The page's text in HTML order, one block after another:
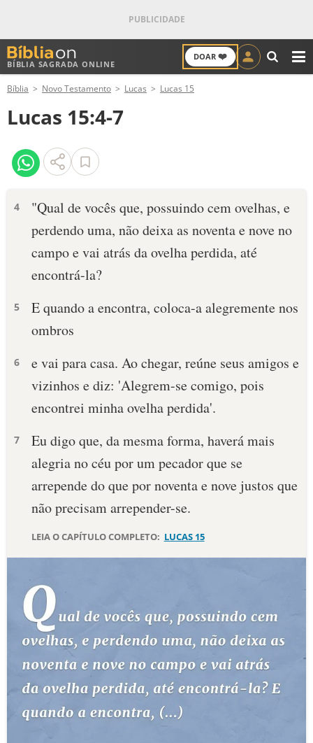
BÍBLIA SAGRADA ONLINE
DOAR ❤️
ANTIGO TESTAMENTO
NOVO TESTAMENTO
VERSÍCULOS
PALAVRA DO DIA
SALMO DO DIA
DEVOCIONAL DIÁRIO
10 MANDAMENTOS
ESTUDOS BÍBLICOS
ESBOÇOS DE PREGAÇÃO
TEMAS
PERGUNTE À BÍBLIA IA
TERMO BÍBLICO
LOJA BÍBLIAON
Bíblia Novo Testamento Lucas Lucas 15
Lucas 15:4-7
4
"Qual de vocês que, possuindo cem ovelhas, e
perdendo uma, não deixa as noventa e nove no
campo e vai atrás da ovelha perdida, até
encontrá-la?
5
E quando a encontra, coloca-a alegremente nos
ombros
6
e vai para casa. Ao chegar, reúne seus amigos e
vizinhos e diz: 'Alegrem-se comigo, pois
encontrei minha ovelha perdida'.
7
Eu digo que, da mesma forma, haverá mais
alegria no céu por um pecador que se
arrepende do que por noventa e nove justos que
não precisam arrepender-se.
LEIA O CAPÍTULO COMPLETO: LUCAS 15